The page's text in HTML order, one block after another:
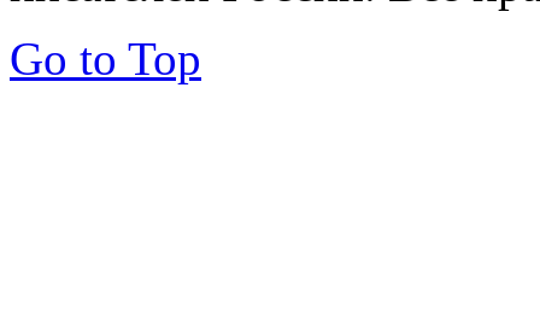
Go to Top